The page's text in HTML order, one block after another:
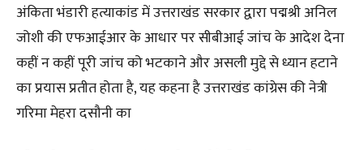
अंकिता भंडारी हत्याकांड में उत्तराखंड सरकार द्वारा पद्मश्री अनिल
जोशी की एफआईआर के आधार पर सीबीआई जांच के आदेश देना
कहीं न कहीं पूरी जांच को भटकाने और असली मुद्दे से ध्यान हटाने
का प्रयास प्रतीत होता है, यह कहना है उत्तराखंड कांग्रेस की नेत्री
गरिमा मेहरा दसौनी का